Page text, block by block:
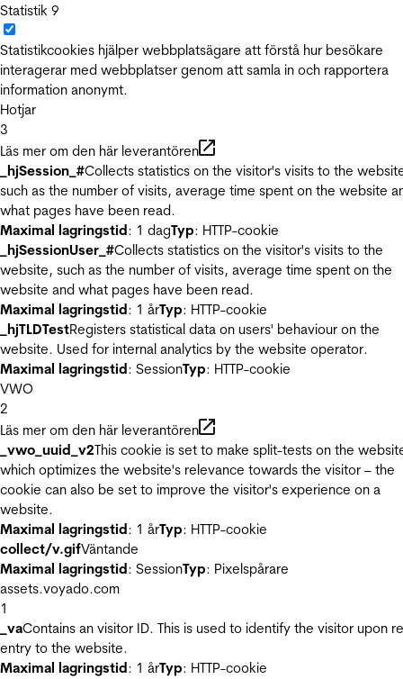
Statistik 9
Statistikcookies hjälper webbplatsägare att förstå hur besökare
interagerar med webbplatser genom att samla in och rapportera
information anonymt.
Hotjar
3
Läs mer om den här leverantören
_hjSession_#Collects statistics on the visitor's visits to the
such as the number of visits, average time spent on the website
what pages have been read.
Maximal lagringstid: 1 dagTyp: HTTP-cookie
_hjSessionUser_#Collects statistics on the visitor's visits to the
website, such as the number of visits, average time spent on the
website and what pages have been read.
Maximal lagringstid: 1 årTyp: HTTP-cookie
_hjTLDTestRegisters statistical data on users' behaviour on the
website. Used for internal analytics by the website operator.
Maximal lagringstid: SessionTyp: HTTP-cookie
VWO
2
Läs mer om den här leverantören
_vwo_uuid_v2This cookie is set to make split-tests on the
which optimizes the website's relevance towards the visitor – the
cookie can also be set to improve the visitor's experience on a
website.
Maximal lagringstid: 1 årTyp: HTTP-cookie
collect/v.gifVäntande
Maximal lagringstid: SessionTyp: Pixelspårare
assets.voyado.com
1
_vaContains an visitor ID. This is used to identify the visitor upon
entry to the website.
Maximal lagringstid: 1 årTyp: HTTP-cookie